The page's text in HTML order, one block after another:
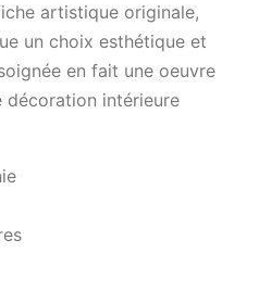
artistique originale,
un choix esthétique et
en fait une oeuvre
décoration intérieure